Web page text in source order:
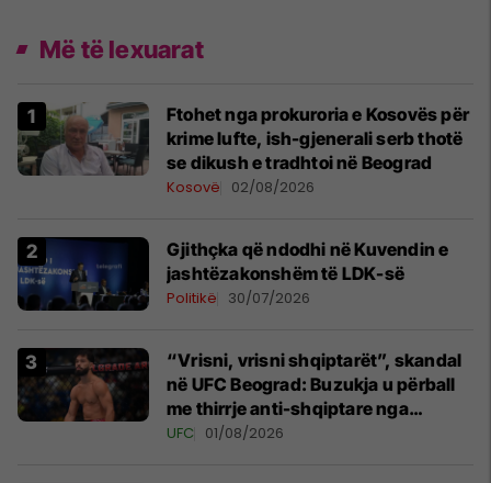
Më të lexuarat
Ftohet nga prokuroria e Kosovës për
krime lufte, ish-gjenerali serb thotë
se dikush e tradhtoi në Beograd
Kosovë 02/08/2026
Gjithçka që ndodhi në Kuvendin e
jashtëzakonshëm të LDK-së
Politikë 30/07/2026
“Vrisni, vrisni shqiptarët”, skandal
në UFC Beograd: Buzukja u përball
me thirrje anti-shqiptare nga
tribunat
UFC 01/08/2026